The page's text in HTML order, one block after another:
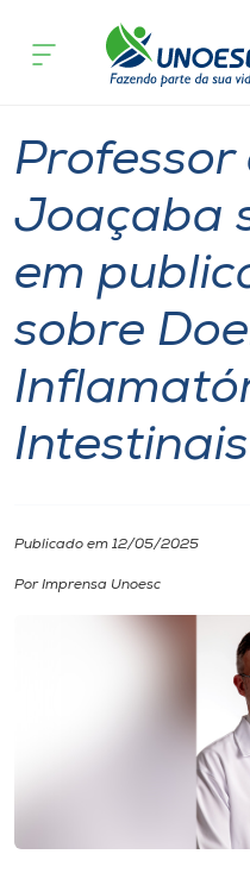
Cursos
Pesquisa
Atendimento ao
Portal de Ensino
Unoesc
I.nova
acontece
Professor
Professor
Joaçaba
em
sobre
Intestinais
Publicado em 12/05/2025
Por Imprensa Unoesc